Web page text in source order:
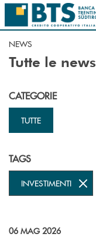
Salta al contenuto principale
NEWS
Tutte le news
CATEGORIE
TUTTE
TAGS
INVESTIMENTI
06 MAG 2026